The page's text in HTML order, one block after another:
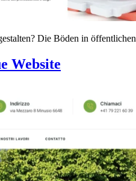
Die Böden in
Website